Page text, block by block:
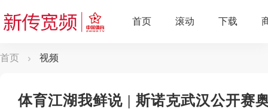
首页 视频
体育江湖我鲜说 | 斯诺克武汉公开赛